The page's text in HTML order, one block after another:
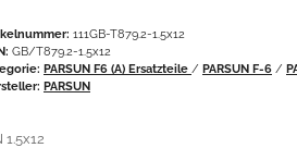
111GB-T879.2-1.5x12
GB/T879.2-1.5x12
PARSUN F6 (A) Ersatzteile / PARSUN F-6 /
PARSUN
1.5x12